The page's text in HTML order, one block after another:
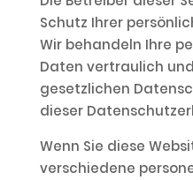
Schutz Ihrer
Wir behandeln Ihre
Daten vertraulich
gesetzlichen
dieser
Wenn Sie diese
verschiedene